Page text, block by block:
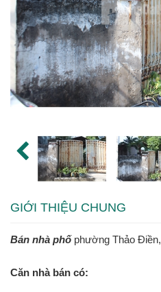
GIỚI THIỆU CHUNG
Bán nhà phốphường Thảo Điền,
Căn nhà bán có: